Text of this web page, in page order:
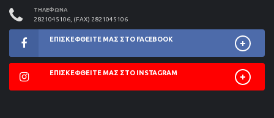
ΤΗΛΈΦΩΝΑ
2821045106, (FAX) 2821045106
ΕΠΙΣΚΕΦΘΕΊΤΕ ΜΑΣ ΣΤΟ FACEBOOK
ΕΠΙΣΚΕΦΘΕΊΤΕ ΜΑΣ ΣΤΟ INSTAGRAM